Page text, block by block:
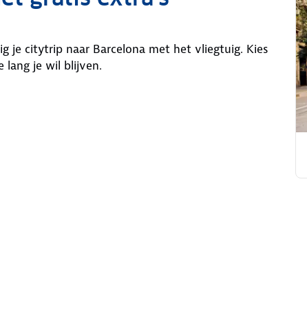
je citytrip naar Barcelona met het vliegtuig. Kies
lang je wil blijven.